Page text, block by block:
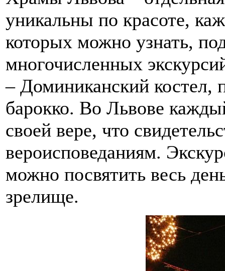
уникальны по красоте,
которых можно узнать,
многочисленных
– Доминиканский костел,
барокко. Во Львове
своей вере, что
вероисповеданиям.
можно посвятить весь
зрелище.